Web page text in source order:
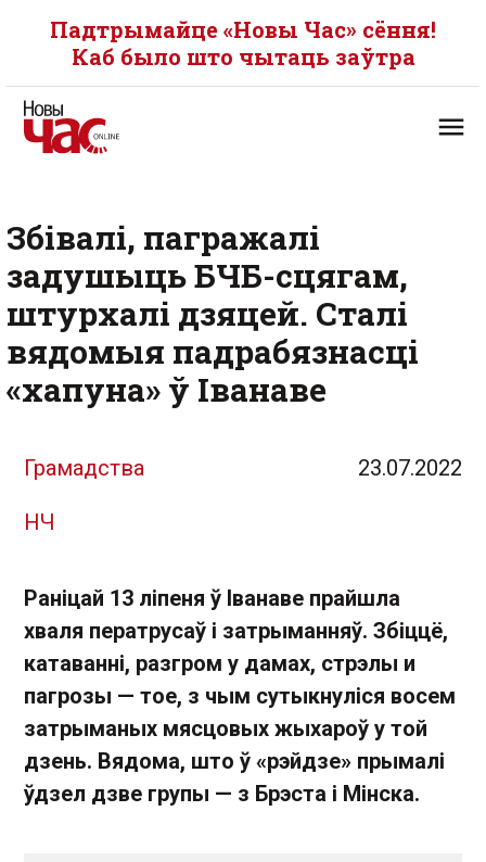
Падтрымайце «Новы Час» сёння!
Каб было што чытаць заўтра
Збівалі, пагражалі
задушыць БЧБ-сцягам,
штурхалі дзяцей. Сталі
вядомыя падрабязнасці
«хапуна» ў Іванаве
Грамадства 23.07.2022
НЧ
Раніцай 13 ліпеня ў Іванаве прайшла
хваля ператрусаў і затрыманняў. Збіццё,
катаванні, разгром у дамах, стрэлы и
пагрозы — тое, з чым сутыкнуліся восем
затрыманых мясцовых жыхароў у той
дзень. Вядома, што ў «рэйдзе» прымалі
ўдзел дзве групы — з Брэста і Мінска.